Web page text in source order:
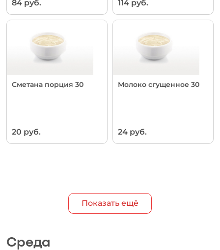
84 руб. 114 руб.
Сметана порция 30
20 руб.
Молоко сгущенное 30
24 руб.
Показать ещё
Среда